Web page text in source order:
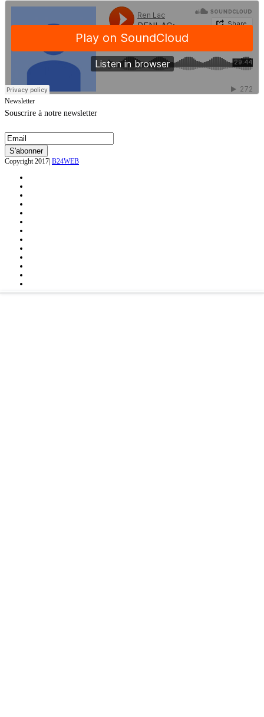
Newsletter
Souscrire à notre newsletter
Copyright 2017| B24WEB